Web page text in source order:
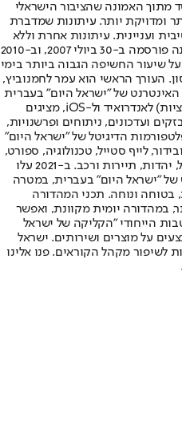
מתוך האמונה שהציבור הישראלי
ומדויקת יותר. עיתונות שמדברת
ועניינית. עיתונות אחרת וללא
תשלום. המהדורה המודפסת הראשונה פורסמה ב-30 ביולי 2007, וב-2010
שיעור החשיפה הגבוה ביותר בימי
העורך הראשי הוא עמר לחמנוביץ,
של "ישראל היום" בעברית
ובאנגלית, כמו כן היישומונים (אפליקציות) לאנדרואיד ול-iOS, מציגים
ועדכונים, ניתוחים ופרשנויות,
הדיגיטל של "ישראל היום"
לייף סטייל, טכנולוגיה, ספורט,
כלכלה וצרכנות, בריאות, חיילים, אוכל, יהדות, תיירות ורכב. ב-2021 עלו
של "ישראל היום" בעברית, במטרה
בטוחה ונוחה. תכני המהדורה
במהדורה יומית מקוונת, ואפשר
הייחודי "הקליקה של ישראל
על מוצרים ושירותים. ישראל
לשיפור מקהל הקוראים. פנו אלינו